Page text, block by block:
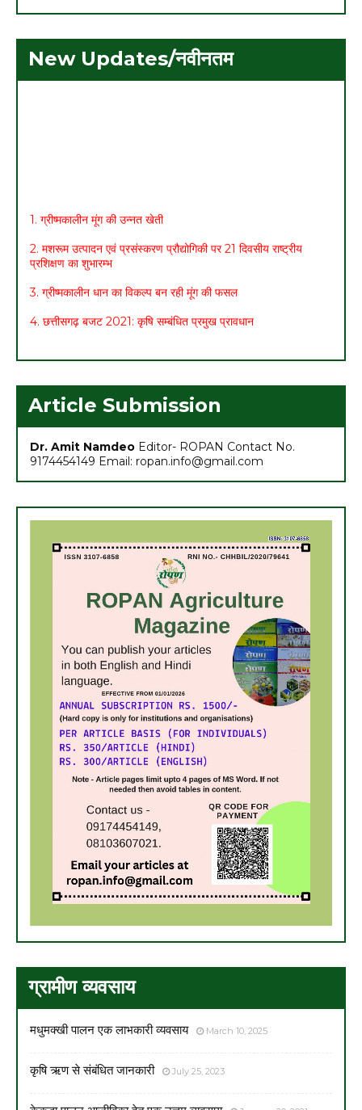
New Updates/नवीनतम
2. मशरूम उत्पादन एवं प्रसंस्करण प्रौद्योगिकी पर 21 दिवसीय राष्ट्रीय
3. ग्रीष्मकालीन धान का विकल्प बन रही मूंग की फसल
4. छत्तीसगढ़ बजट 2021: कृषि सम्बंधित प्रमुख प्रावधान
5. मासिक कृषि एवं पशुपालन कार्ययोजना (मार्च)
7. अधिक मुनाफा कमाने हेतु करें- ग्रीष्मकालीन भिण्डी की खेती
Article Submission
Dr. Amit Namdeo Editor- ROPAN Contact No.
9174454149 Email: ropan.info@gmail.com
ग्रामीण व्यवसाय
मधुमक्खी पालन एक लाभकारी व्यवसाय March 10, 2025
कृषि ऋण से संबंधित जानकारी July 25, 2023